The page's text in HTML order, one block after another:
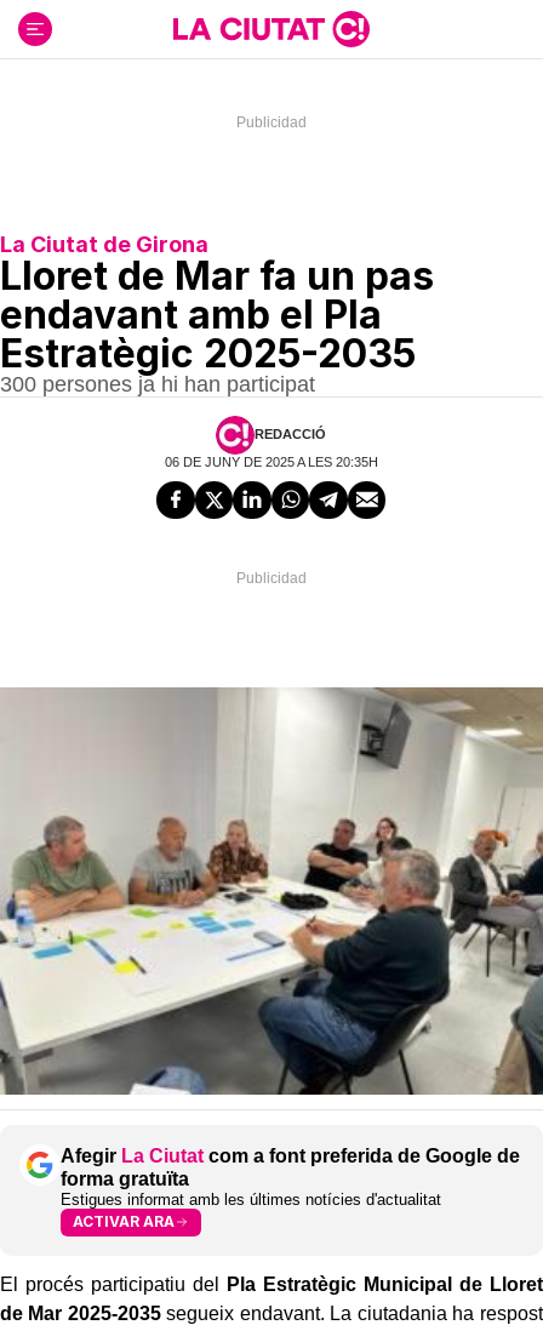
contenido
La Ciutat de Girona
Lloret de Mar fa un pas
endavant amb el Pla
Estratègic 2025-2035
300 persones ja hi han participat
REDACCIÓ
06 DE JUNY DE 2025 A LES 20:35H
Afegir La Ciutat com a font preferida de Google de
forma gratuïta
Estigues informat amb les últimes notícies d'actualitat
ACTIVAR ARA
El procés participatiu del
Pla Estratègic Municipal de Lloret
de Mar 2025-2035segueix endavant. La ciutadania ha respost